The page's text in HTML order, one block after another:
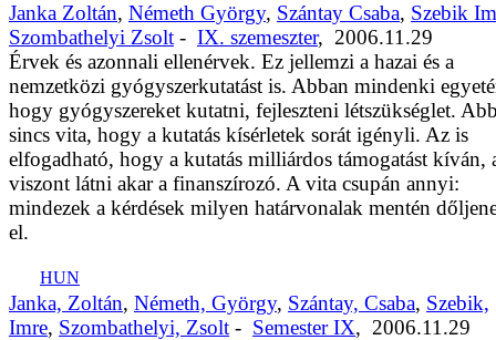
Janka Zoltán, Németh György, Szántay Csaba, Szebik
Szombathelyi Zsolt - IX. szemeszter, 2006.11.29
Érvek és azonnali ellenérvek. Ez jellemzi a hazai és a
nemzetközi gyógyszerkutatást is. Abban mindenki
hogy gyógyszereket kutatni, fejleszteni létszükséglet.
sincs vita, hogy a kutatás kísérletek sorát igényli. Az is
elfogadható, hogy a kutatás milliárdos támogatást kíván,
viszont látni akar a finanszírozó. A vita csupán annyi:
mindezek a kérdések milyen határvonalak mentén
el.
HUN
Janka, Zoltán, Németh, György, Szántay, Csaba, Szebik,
Imre, Szombathelyi, Zsolt - Semester IX, 2006.11.29